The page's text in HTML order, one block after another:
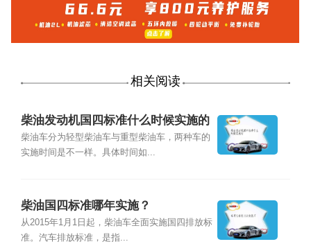
相关阅读
柴油发动机国四标准什么时候实施的
柴油车分为轻型柴油车与重型柴油车，两种车的
实施时间是不一样。具体时间如...
柴油国四标准哪年实施？
从2015年1月1日起，柴油车全面实施国四排放标
准。汽车排放标准，是指...